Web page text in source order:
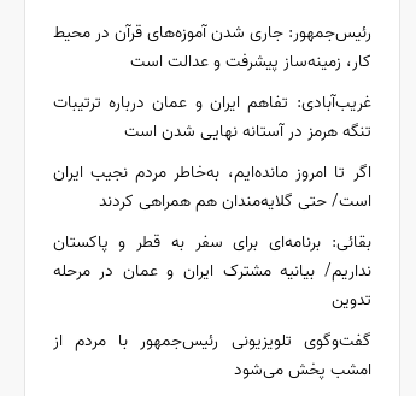
رئیس‌جمهور: جاری شدن آموزه‌های قرآن در محیط
کار، زمینه‌ساز پیشرفت و عدالت است
غریب‌آبادی: تفاهم ایران و عمان درباره ترتیبات
تنگه هرمز در آستانه نهایی شدن است
اگر تا امروز مانده‌ایم، به‌خاطر مردم نجیب ایران
است/ حتی گلایه‌مندان هم همراهی کردند
بقائی: برنامه‌ای برای سفر به قطر و پاکستان
نداریم/ بیانیه مشترک ایران و عمان در مرحله
تدوین
گفت‌وگوی تلویزیونی رئیس‌جمهور با مردم از
امشب پخش می‌شود